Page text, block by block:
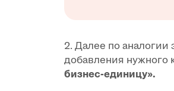
2. Далее по
добавления нужного
бизнес-единицу».